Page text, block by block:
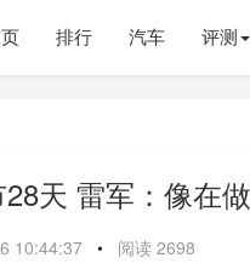
排行 汽车 评测
天 雷军：像在
10:44:37 • 阅读 2698